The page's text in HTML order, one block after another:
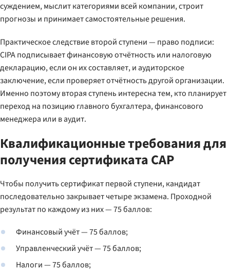
суждением, мыслит категориями всей компании, строит
прогнозы и принимает самостоятельные решения.
Практическое следствие второй ступени — право подписи:
CIPA подписывает финансовую отчётность или налоговую
декларацию, если он их составляет, и аудиторское
заключение, если проверяет отчётность другой организации.
Именно поэтому вторая ступень интересна тем, кто планирует
переход на позицию главного бухгалтера, финансового
менеджера или в аудит.
Квалификационные требования для
получения сертификата CAP
Чтобы получить сертификат первой ступени, кандидат
последовательно закрывает четыре экзамена. Проходной
результат по каждому из них — 75 баллов:
Финансовый учёт — 75 баллов;
Управленческий учёт — 75 баллов;
Налоги — 75 баллов;